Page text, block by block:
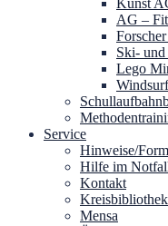
Kunst
AG –
Ski-
Lego
Service
Hinweise/
Hilfe im
Kontakt
Kreisbibliothek
Mensa